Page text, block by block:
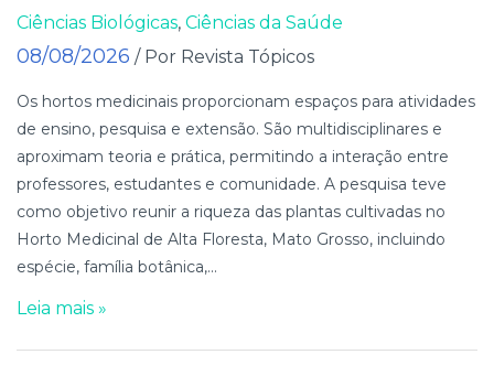
Ciências Biológicas, Ciências da Saúde
08/08/2026 / Por Revista Tópicos
Os hortos medicinais proporcionam espaços para atividades
de ensino, pesquisa e extensão. São multidisciplinares e
aproximam teoria e prática, permitindo a interação entre
professores, estudantes e comunidade. A pesquisa teve
como objetivo reunir a riqueza das plantas cultivadas no
Horto Medicinal de Alta Floresta, Mato Grosso, incluindo
espécie, família botânica,...
Leia mais »